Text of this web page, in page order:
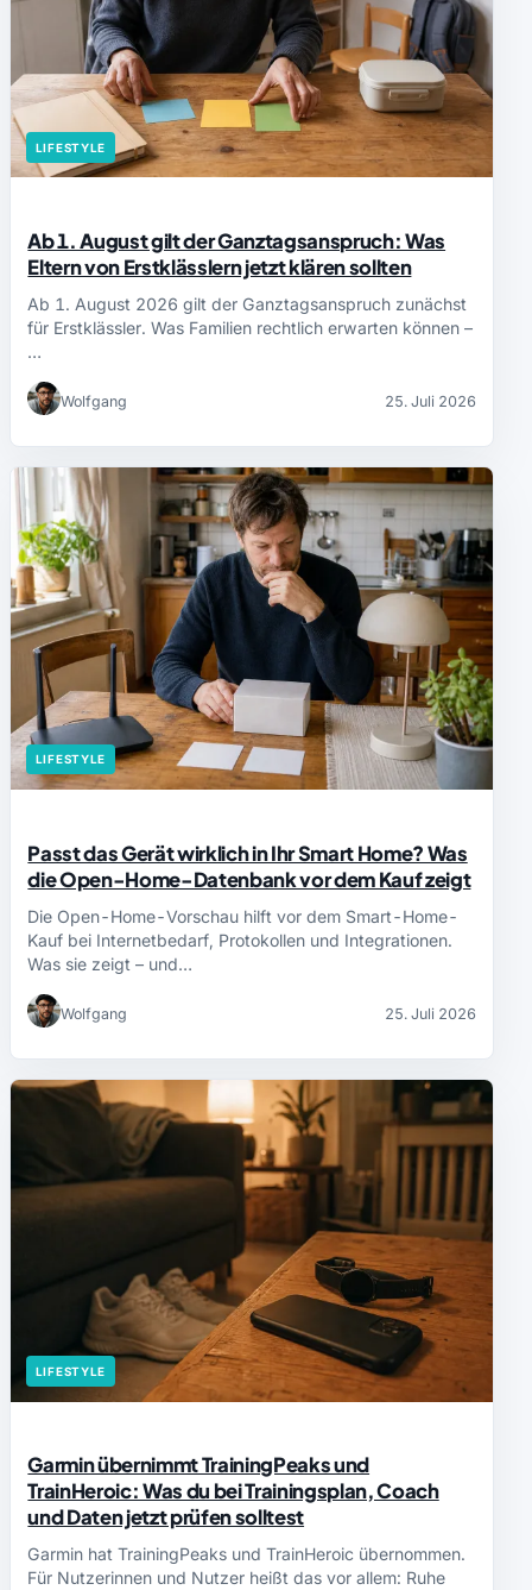
LIFESTYLE
Ab 1. August gilt der Ganztagsanspruch: Was
Eltern von Erstklässlern jetzt klären sollten
Ab 1. August 2026 gilt der Ganztagsanspruch zunächst
für Erstklässler. Was Familien rechtlich erwarten können –
…
Wolfgang 25. Juli 2026
LIFESTYLE
Passt das Gerät wirklich in Ihr Smart Home? Was
die Open-Home-Datenbank vor dem Kauf zeigt
Die Open-Home-Vorschau hilft vor dem Smart-Home-
Kauf bei Internetbedarf, Protokollen und Integrationen.
Was sie zeigt – und…
Wolfgang 25. Juli 2026
LIFESTYLE
Garmin übernimmt TrainingPeaks und
TrainHeroic: Was du bei Trainingsplan, Coach
und Daten jetzt prüfen solltest
Garmin hat TrainingPeaks und TrainHeroic übernommen.
Für Nutzerinnen und Nutzer heißt das vor allem: Ruhe